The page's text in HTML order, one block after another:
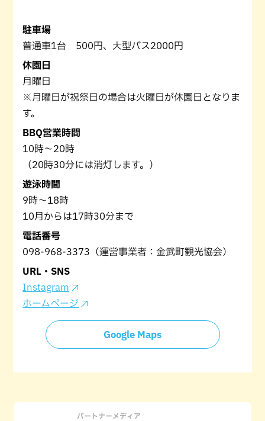
駐車場
普通車1台 500円、大型バス2000円
休園日
月曜日
※月曜日が祝祭日の場合は火曜日が休園日となりま
す。
BBQ営業時間
10時～20時
（20時30分には消灯します。）
遊泳時間
9時～18時
10月からは17時30分まで
電話番号
098-968-3373（運営事業者：金武町観光協会）
URL・SNS
Instagram
ホームページ
Google Maps
パートナーメディア